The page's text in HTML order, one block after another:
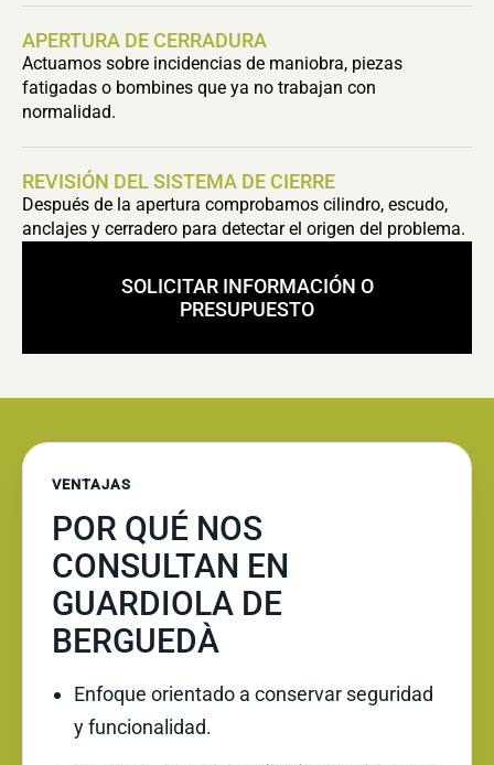
APERTURA DE CERRADURA
Actuamos sobre incidencias de maniobra, piezas
fatigadas o bombines que ya no trabajan con
normalidad.
REVISIÓN DEL SISTEMA DE CIERRE
Después de la apertura comprobamos cilindro, escudo,
anclajes y cerradero para detectar el origen del problema.
SOLICITAR INFORMACIÓN O
PRESUPUESTO
VENTAJAS
POR QUÉ NOS
CONSULTAN EN
GUARDIOLA DE
BERGUEDÀ
Enfoque orientado a conservar seguridad
y funcionalidad.